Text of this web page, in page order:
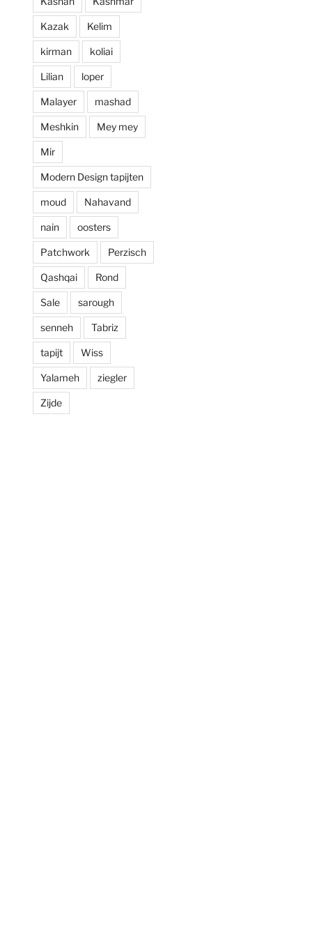
prijzen. Al met al
een zeer positieve
ervaring en zou
deze zaak aan
iedereen aan
willen raden.
Kazak Kelim
kirman koliai
Lilian loper
Malayer mashad
Meshkin Mey mey
Mir
Modern Design tapijten
moud Nahavand
nain oosters
Patchwork Perzisch
Qashqai Rond
Sale sarough
senneh Tabriz
tapijt Wiss
Yalameh ziegler
Zijde